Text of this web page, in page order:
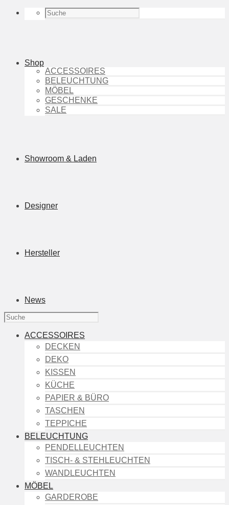
Shop
ACCESSOIRES
BELEUCHTUNG
MÖBEL
GESCHENKE
SALE
Showroom & Laden
Designer
Hersteller
News
ACCESSOIRES
DECKEN
DEKO
KISSEN
KÜCHE
PAPIER & BÜRO
TASCHEN
TEPPICHE
BELEUCHTUNG
PENDELLEUCHTEN
TISCH- & STEHLEUCHTEN
WANDLEUCHTEN
MÖBEL
GARDEROBE